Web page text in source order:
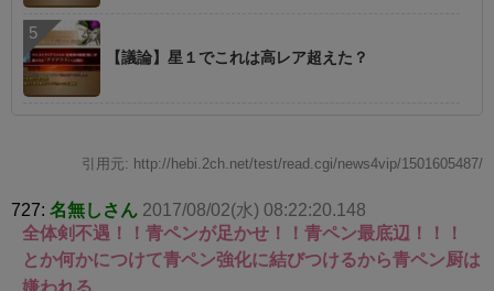
【議論】星１でこれは高レア超えた？
引用元: http://hebi.2ch.net/test/read.cgi/news4vip/1501605487/
727: 名無しさん 2017/08/02(水) 08:22:20.148
全体剣不遇！！青ペンが足かせ！！青ペン最底辺！！！
とか何かにつけて青ペン強化に結びつけるから青ペン厨は